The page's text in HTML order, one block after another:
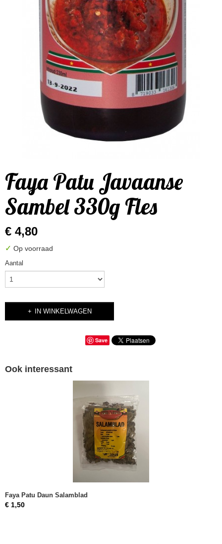
Faya Patu Javaanse
Sambel 330g Fles
€ 4,80
✓ Op voorraad
Aantal
IN WINKELWAGEN
Save
Ook interessant
Faya Patu Daun Salamblad
€ 1,50